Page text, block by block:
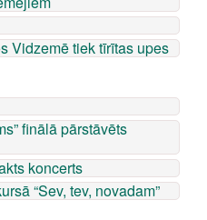
Vidzemē tiek tīrītas upes
finālā pārstāvēts
koncerts
“Sev, tev, novadam”